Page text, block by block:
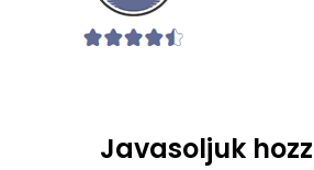
Javasoljuk